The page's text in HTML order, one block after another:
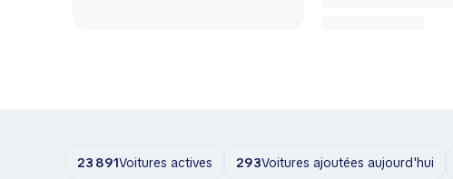
23 891Voitures actives 293Voitures ajoutées aujourd'hui